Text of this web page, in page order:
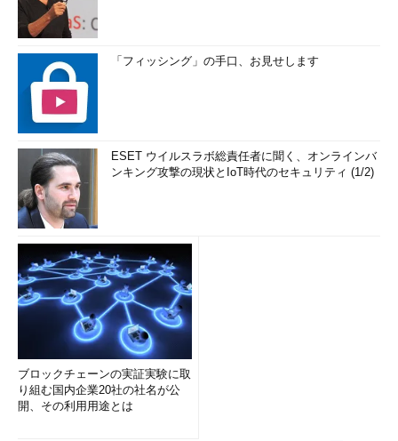
「フィッシング」の手口、お見せします
ESET ウイルスラボ総責任者に聞く、オンラインバ
ンキング攻撃の現状とIoT時代のセキュリティ (1/2)
ブロックチェーンの実証実験に取
り組む国内企業20社の社名が公
開、その利用用途とは